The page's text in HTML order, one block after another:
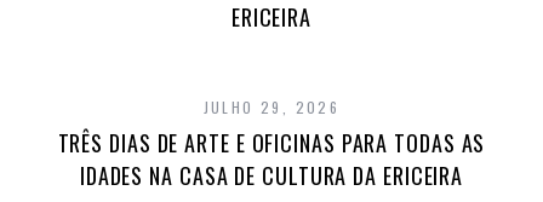
ERICEIRA
JULHO 29, 2026
TRÊS DIAS DE ARTE E OFICINAS PARA TODAS AS
IDADES NA CASA DE CULTURA DA ERICEIRA